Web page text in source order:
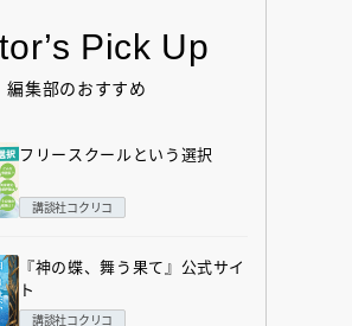
Pick Up
編集部のおすすめ
フリースクールという選択
講談社コクリコ
『神の蝶、舞う果て』公式サイ
ト
講談社コクリコ